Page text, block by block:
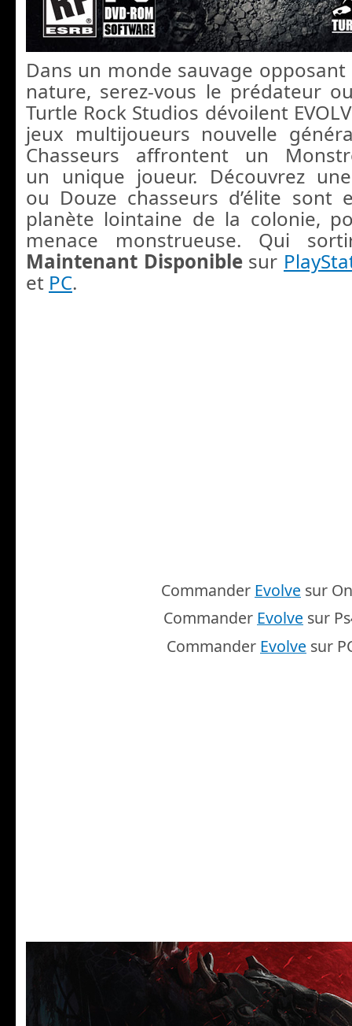
Dans un monde sauvage
nature, serez-vous le prédateur
Turtle Rock Studios dévoilent
jeux multijoueurs nouvelle
Chasseurs affrontent un
un unique joueur. Découvrez
ou Douze chasseurs d’élite sont
planète lointaine de la colonie,
menace monstrueuse. Qui
Maintenant Disponiblesur
et PC.
Commander Evolve sur
Commander Evolve sur
Commander Evolve sur